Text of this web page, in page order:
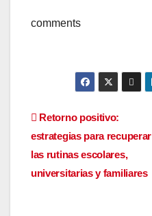
comments
Navegación
de
entradas
Retorno positivo:
estrategias para recuperar
las rutinas escolares,
universitarias y familiares